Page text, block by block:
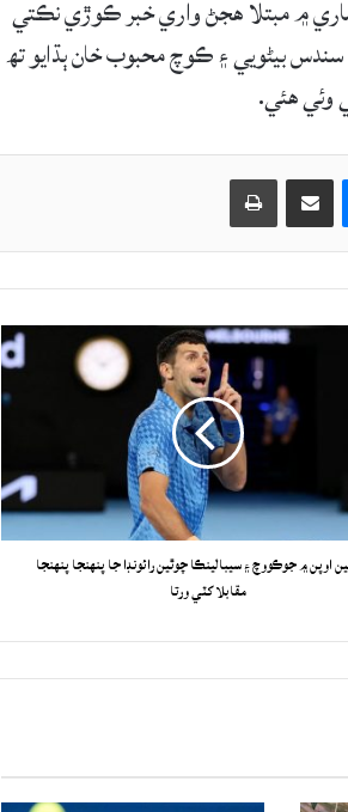
۾ مبتلا هجڻ واري خبر ڪوڙي نڪتي
بيڻويي ۽ ڪوچ محبوب خان ٻڌايو تھ
وئي هئي.
حصيداري ڪريو اي ميل ذريعي
اوپن ۾ جوڪووچ ۽ سيبالينڪا چوٿين رائونڊا جا پنهنجا پنهنجا
مقابلا کٽي ورتا